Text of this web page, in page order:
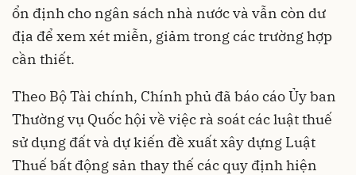
ổn định cho ngân sách nhà nước và vẫn còn dư
địa để xem xét miễn, giảm trong các trường hợp
cần thiết.
Theo Bộ Tài chính, Chính phủ đã báo cáo Ủy ban
Thường vụ Quốc hội về việc rà soát các luật thuế
sử dụng đất và dự kiến đề xuất xây dựng Luật
Thuế bất động sản thay thế các quy định hiện